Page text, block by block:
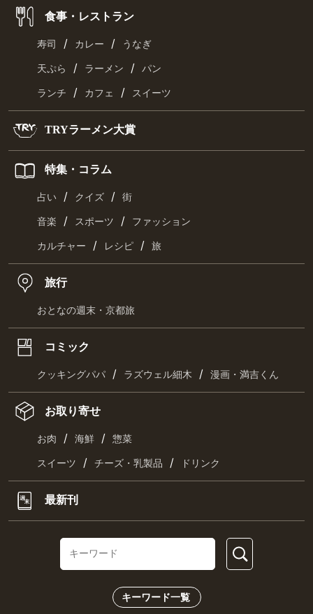
食事・レストラン
寿司 / カレー / うなぎ
天ぷら / ラーメン / パン
ランチ / カフェ / スイーツ
TRYラーメン大賞
特集・コラム
占い / クイズ / 街
音楽 / スポーツ / ファッション
カルチャー / レシピ / 旅
旅行
おとなの週末・京都旅
コミック
クッキングパパ / ラズウェル細木 / 漫画・満吉くん
お取り寄せ
お肉 / 海鮮 / 惣菜
スイーツ / チーズ・乳製品 / ドリンク
最新刊
キーワード一覧